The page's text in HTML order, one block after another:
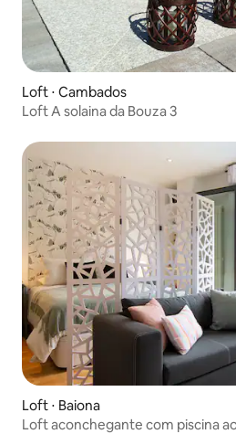
Loft ⋅ Cambados
Loft A solaina da Bouza 3
Loft ⋅ Baiona
Loft aconchegante com piscina